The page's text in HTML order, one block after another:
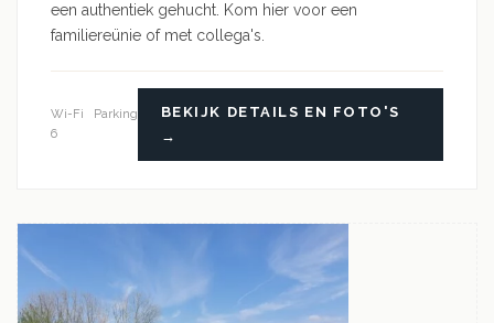
een authentiek gehucht. Kom hier voor een
familiereünie of met collega's.
Wi-Fi
6
Parking
BEKIJK DETAILS EN FOTO'S
→